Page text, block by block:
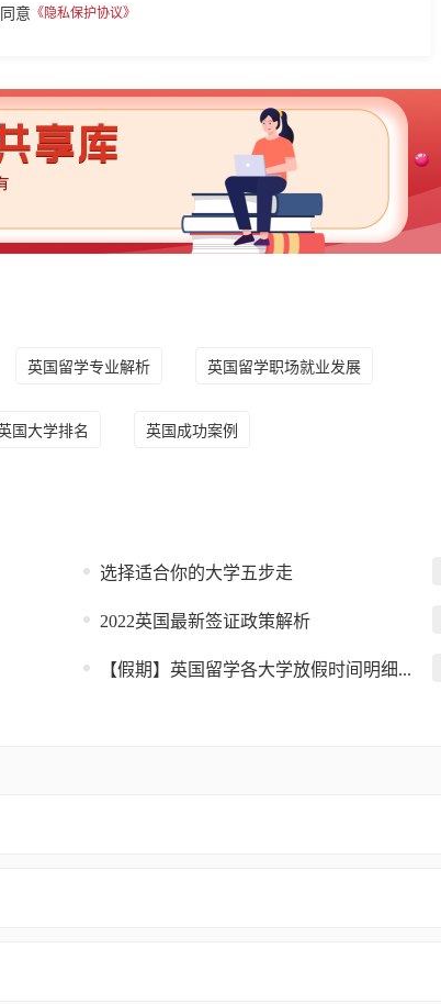
意 《隐私保护协议》
英国留学专业解析 英国留学职场就业发展
国大学排名 英国成功案例
选择适合你的大学五步走
2022英国最新签证政策解析
【假期】英国留学各大学放假时间明细...